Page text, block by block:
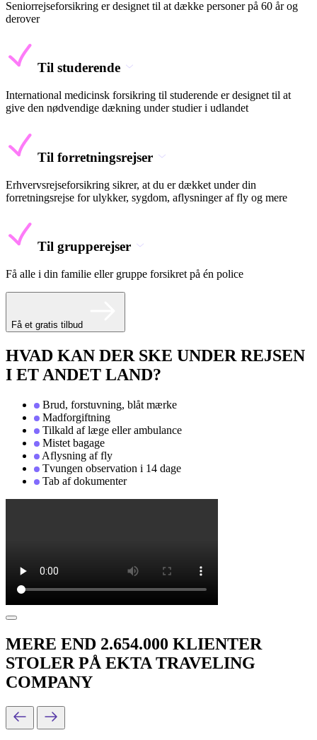
Seniorrejseforsikring er designet til at dække personer på 60 år og
derover
Til studerende
International medicinsk forsikring til studerende er designet til at
give den nødvendige dækning under studier i udlandet
Til forretningsrejser
Erhvervsrejseforsikring sikrer, at du er dækket under din
forretningsrejse for ulykker, sygdom, aflysninger af fly og mere
Til grupperejser
Få alle i din familie eller gruppe forsikret på én police
Få et gratis tilbud
HVAD KAN DER SKE UNDER REJSEN
I ET ANDET LAND?
Brud, forstuvning, blåt mærke
Madforgiftning
Tilkald af læge eller ambulance
Mistet bagage
Aflysning af fly
Tvungen observation i 14 dage
Tab af dokumenter
MERE END 2.654.000 KLIENTER
STOLER PÅ EKTA TRAVELING
COMPANY